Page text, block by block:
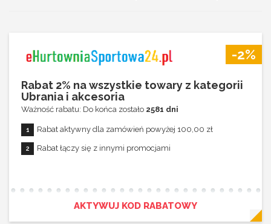
-2%
Rabat 2% na wszystkie towary z kategorii
Ubrania i akcesoria
Ważność rabatu: Do końca zostało 2581 dni
Rabat aktywny dla zamówień powyżej 100,00 zł
Rabat łączy się z innymi promocjami
AKTYWUJ KOD RABATOWY